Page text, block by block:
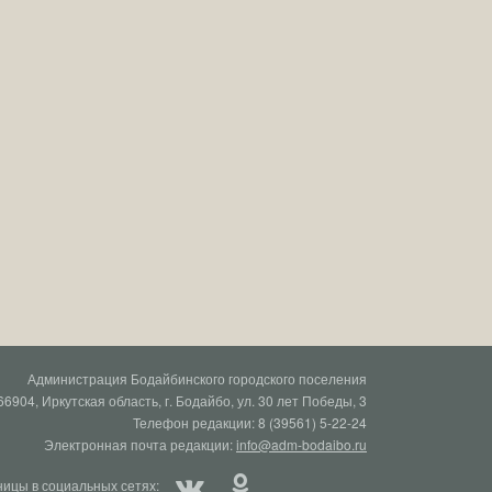
Администрация Бодайбинского городского поселения
Иркутская область, г. Бодайбо, ул. 30 лет Победы, 3
Телефон редакции: 8 (39561) 5-22-24
Электронная почта редакции:info@adm-bodaibo.ru
в социальных сетях: